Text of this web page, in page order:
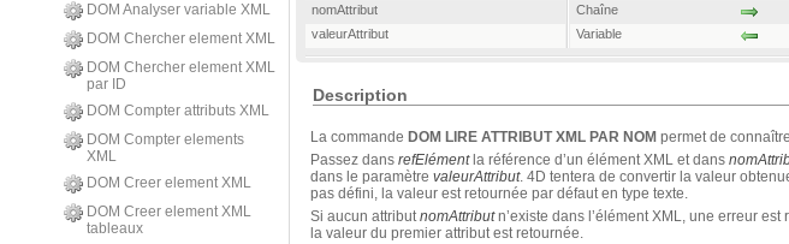
DOM Analyser variable XML
DOM Chercher element XML
DOM Chercher element XML
par ID
DOM Compter attributs XML
DOM Compter elements
XML
DOM Creer element XML
DOM Creer element XML
tableaux
nomAttribut
Chaîne
valeurAttribut
Variable
Description
La commande DOM LIRE ATTRIBUT XML PAR NOM permet de
Passez dans refElémentla référence d’un élément XML et dans
dans le paramètre valeurAttribut. 4D tentera de convertir la valeur
pas défini, la valeur est retournée par défaut en type texte.
Si aucun attributnomAttributn’existe dans l’élément XML, une erreur
la valeur du premier attribut est retournée.